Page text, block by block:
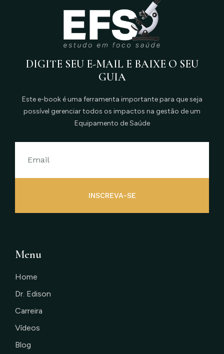
DIGITE SEU E-MAIL E BAIXE O SEU
GUIA
Este e-book é uma ferramenta importante para que seja
possível gerenciar todos os impactos na gestão de um
Equipamento de Saúde
INSCREVA-SE
Menu
Home
Dr. Edison
Carreira
Vídeos
Blog